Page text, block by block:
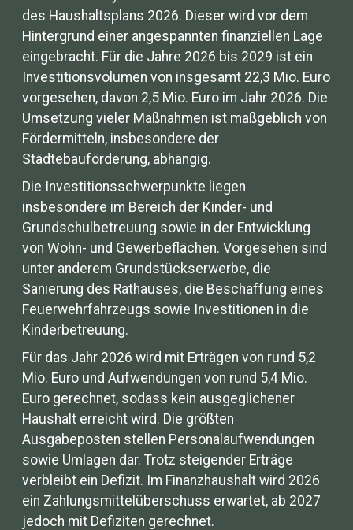
des Haushaltsplans 2026. Dieser wird vor dem
Hintergrund einer angespannten finanziellen Lage
eingebracht. Für die Jahre 2026 bis 2029 ist ein
Investitionsvolumen von insgesamt 22,3 Mio. Euro
vorgesehen, davon 2,5 Mio. Euro im Jahr 2026. Die
Umsetzung vieler Maßnahmen ist maßgeblich von
Fördermitteln, insbesondere der
Städtebauförderung, abhängig.
Die Investitionsschwerpunkte liegen
insbesondere im Bereich der Kinder- und
Grundschulbetreuung sowie in der Entwicklung
von Wohn- und Gewerbeflächen. Vorgesehen sind
unter anderem Grundstückserwerbe, die
Sanierung des Rathauses, die Beschaffung eines
Feuerwehrfahrzeugs sowie Investitionen in die
Kinderbetreuung.
Für das Jahr 2026 wird mit Erträgen von rund 5,2
Mio. Euro und Aufwendungen von rund 5,4 Mio.
Euro gerechnet, sodass kein ausgeglichener
Haushalt erreicht wird. Die größten
Ausgabeposten stellen Personalaufwendungen
sowie Umlagen dar. Trotz steigender Erträge
verbleibt ein Defizit. Im Finanzhaushalt wird 2026
ein Zahlungsmittelüberschuss erwartet, ab 2027
jedoch mit Defiziten gerechnet.